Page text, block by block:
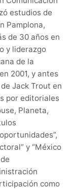
estudios de
Pamplona,
de 30 años en
y liderazgo
de la
2001, y antes
Jack Trout en
por editoriales
Planeta,
y “México
como